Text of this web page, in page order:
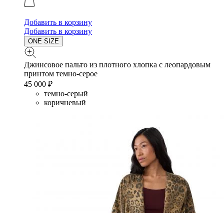
Добавить в корзину
Добавить в корзину
ONE SIZE
Джинсовое пальто из плотного хлопка с леопардовым
принтом темно-серое
45 000 ₽
темно-серый
коричневый